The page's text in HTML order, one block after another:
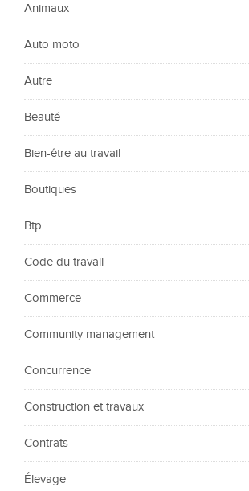
Animaux
Auto moto
Autre
Beauté
Bien-être au travail
Boutiques
Btp
Code du travail
Commerce
Community management
Concurrence
Construction et travaux
Contrats
Élevage